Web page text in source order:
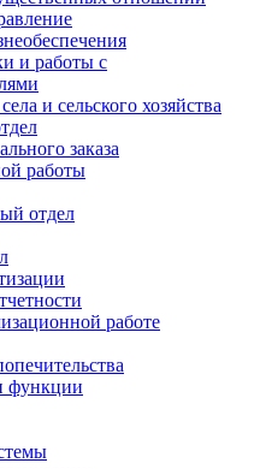
и работы с
и сельского хозяйства
заказа
работы
отдел
работе
функции